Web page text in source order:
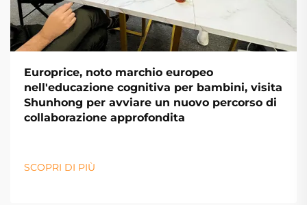
Europrice, noto marchio europeo
nell'educazione cognitiva per bambini, visita
Shunhong per avviare un nuovo percorso di
collaborazione approfondita
SCOPRI DI PIÙ